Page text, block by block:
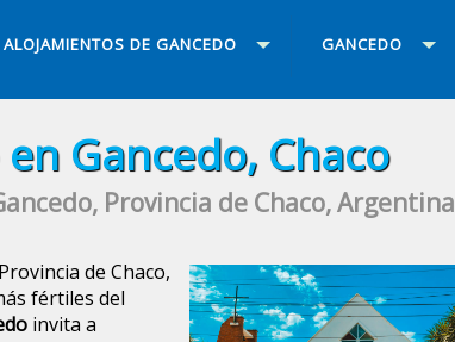
ALOJAMIENTOS DE GANCEDO GANCEDO
Gancedo, Chaco
Provincia de Chaco, Argentina
de Chaco,
fértiles del
invita a